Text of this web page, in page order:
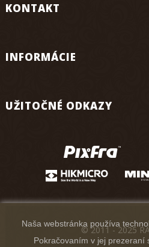
KONTAKT
INFORMÁCIE
UŽITOČNÉ ODKAZY
Naša webstránka používa
Pokračovaním v jej prezeraní
© 2011 - 2025